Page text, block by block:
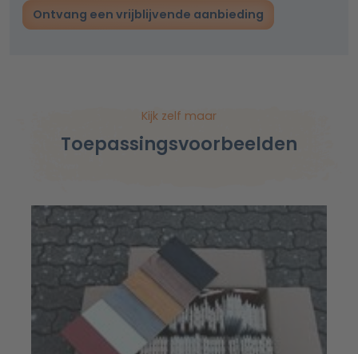
Ontvang een vrijblijvende aanbieding
Kijk zelf maar
Toepassingsvoorbeelden